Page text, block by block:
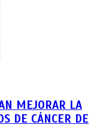
MEJORAR LA
DE CÁNCER DE